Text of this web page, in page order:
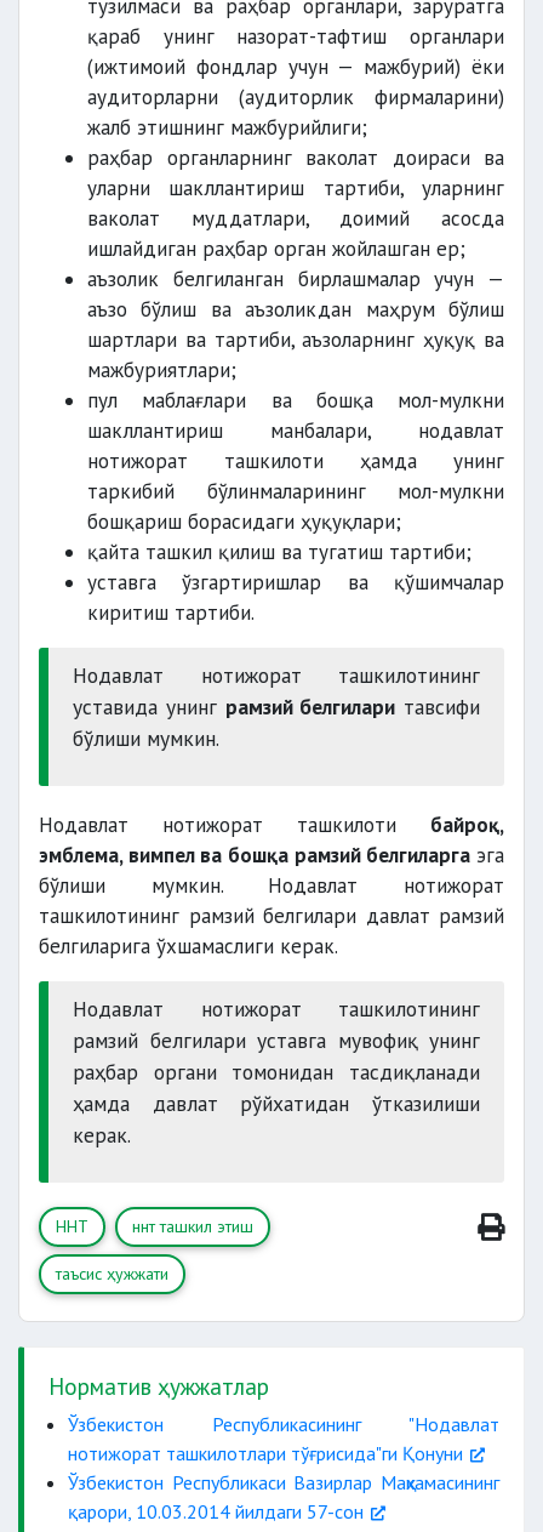
тузилмаси ва раҳбар органлари, заруратга
қараб унинг назорат-тафтиш органлари
(ижтимоий фондлар учун — мажбурий) ёки
аудиторларни (аудиторлик фирмаларини)
жалб этишнинг мажбурийлиги;
раҳбар органларнинг ваколат доираси ва
уларни шакллантириш тартиби, уларнинг
ваколат муддатлари, доимий асосда
ишлайдиган раҳбар орган жойлашган ер;
аъзолик белгиланган бирлашмалар учун —
аъзо бўлиш ва аъзоликдан маҳрум бўлиш
шартлари ва тартиби, аъзоларнинг ҳуқуқ ва
мажбуриятлари;
пул маблағлари ва бошқа мол-мулкни
шакллантириш манбалари, нодавлат
нотижорат ташкилоти ҳамда унинг
таркибий бўлинмаларининг мол-мулкни
бошқариш борасидаги ҳуқуқлари;
қайта ташкил қилиш ва тугатиш тартиби;
уставга ўзгартиришлар ва қўшимчалар
киритиш тартиби.
Нодавлат нотижорат ташкилотининг
уставида унинг рамзий белгилари тавсифи
бўлиши мумкин.
Нодавлат нотижорат ташкилоти байроқ,
эмблема, вимпел ва бошқа рамзий белгиларга эга
бўлиши мумкин. Нодавлат нотижорат
ташкилотининг рамзий белгилари давлат рамзий
белгиларига ўхшамаслиги керак.
Нодавлат нотижорат ташкилотининг
рамзий белгилари уставга мувофиқ унинг
раҳбар органи томонидан тасдиқланади
ҳамда давлат рўйхатидан ўтказилиши
керак.
ННТ ннт ташкил этиш
таъсис ҳужжати
Норматив ҳужжатлар
Ўзбекистон Республикасининг "Нодавлат
нотижорат ташкилотлари тўғрисида"ги Қонуни
Ўзбекистон Республикаси Вазирлар Маҳкамасининг
қарори, 10.03.2014 йилдаги 57-сон